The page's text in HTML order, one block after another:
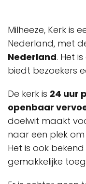
Milheeze, Kerk is
Nederland, met
Nederland. Het
biedt bezoekers
De kerk is 24 uur
openbaar
doelwit maakt
naar een plek om
Het is ook
gemakkelijke